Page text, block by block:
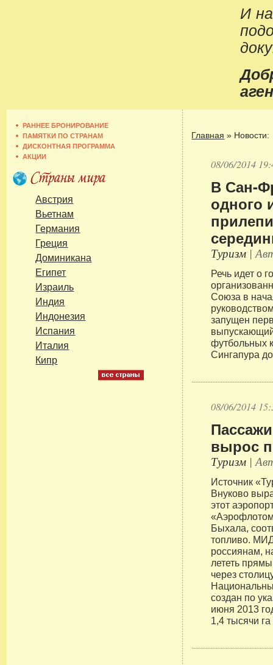
И
РАННЕЕ БРОНИРОВАНИЕ
ПАМЯТКИ ПО СТРАНАМ
ДИСКОНТНАЯ ПРОГРАММА
АКЦИИ
Австрия
Вьетнам
Германия
Греция
Доминикана
Египет
Израиль
Индия
Индонезия
Испания
Италия
Кипр
Главная » Новости:
08/06/2014
В Сан-
одного
Туризм |
Речь идет о
Союза в
запущен
футбольных
Сингапура
08/06/2014
вырос
Туризм |
Источник
Внуково
этот
Быхала,
топливо.
россиянам,
лететь
через
создан по
июня 2013
1,4 тысячи